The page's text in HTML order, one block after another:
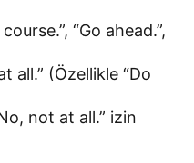
“Go ahead.”,
all.” (Özellikle “Do
not at all.” izin